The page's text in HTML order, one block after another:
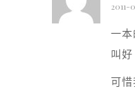
2011-
一本
叫好
可惜